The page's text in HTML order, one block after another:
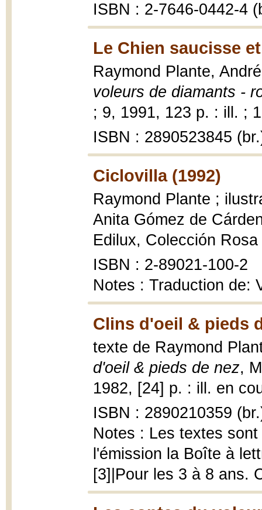
ISBN : 2-7646-0442-4
Le Chien saucisse
Raymond Plante,
voleurs de diamants -
; 9, 1991, 123 p. : ill. ;
ISBN : 2890523845
Ciclovilla (1992)
Raymond Plante ;
Anita Gómez de
Edilux, Colección
ISBN : 2-89021-100-2
Notes : Traduction de:
Clins d'oeil & pieds
texte de Raymond
d'oeil & pieds de nez,
1982, [24] p. : ill. en
ISBN : 2890210359
Notes : Les textes
l'émission la Boîte à
[3]|Pour les 3 à 8 ans.